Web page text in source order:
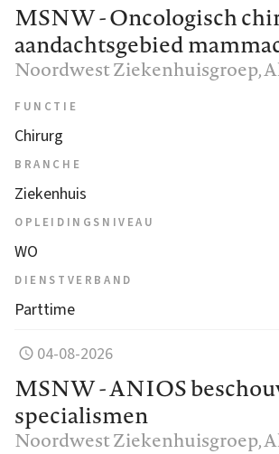
MSNW - Oncologisch
aandachtsgebied
Noordwest Ziekenhuisgroep,
FUNCTIE
Chirurg
BRANCHE
Ziekenhuis
OPLEIDINGSNIVEAU
WO
DIENSTVERBAND
Parttime
04-08-2026
MSNW - ANIOS
specialismen
Noordwest Ziekenhuisgroep,